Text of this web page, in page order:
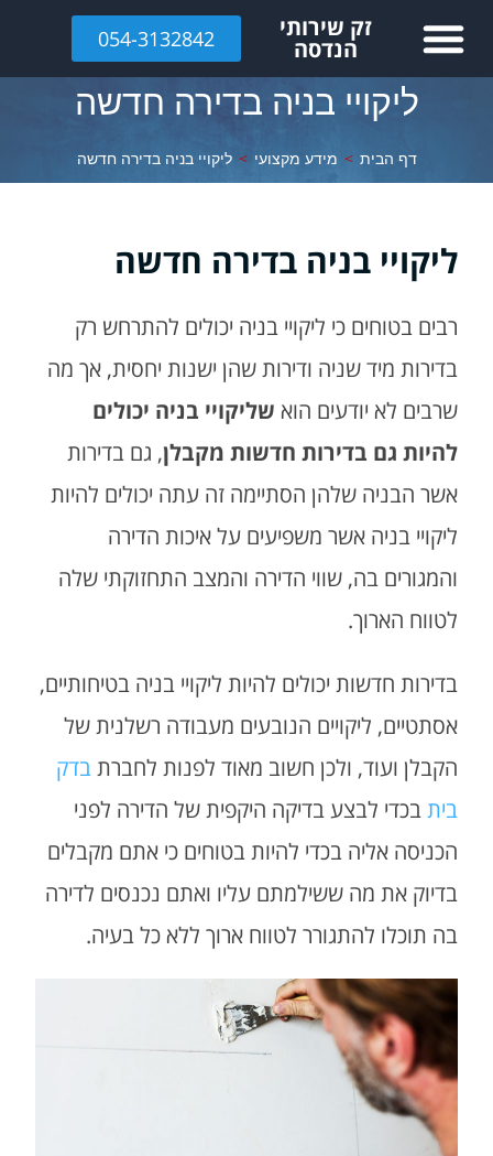
לתוכן זק שירותי
הנדסה 054-3132842
ליקויי בניה בדירה חדשה
דף הבית > מידע מקצועי > ליקויי בניה בדירה חדשה
ליקויי בניה בדירה חדשה
רבים בטוחים כי ליקויי בניה יכולים להתרחש רק
בדירות מיד שניה ודירות שהן ישנות יחסית, אך מה
שרבים לא יודעים הוא שליקויי בניה יכולים
להיות גם בדירות חדשות מקבלן, גם בדירות
אשר הבניה שלהן הסתיימה זה עתה יכולים להיות
ליקויי בניה אשר משפיעים על איכות הדירה
והמגורים בה, שווי הדירה והמצב התחזוקתי שלה
לטווח הארוך.
בדירות חדשות יכולים להיות ליקויי בניה בטיחותיים,
אסתטיים, ליקויים הנובעים מעבודה רשלנית של
הקבלן ועוד, ולכן חשוב מאוד לפנות לחברתבדק
ביתבכדי לבצע בדיקה היקפית של הדירה לפני
הכניסה אליה בכדי להיות בטוחים כי אתם מקבלים
בדיוק את מה ששילמתם עליו ואתם נכנסים לדירה
בה תוכלו להתגורר לטווח ארוך ללא כל בעיה.